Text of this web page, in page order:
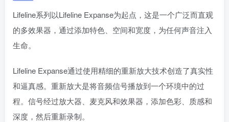
Lifeline系列以Lifeline Expanse为起点，这是一个广泛而直观
的多效果器，通过添加特色、空间和宽度，为任何声音注入
生命。
Lifeline Expanse通过使用精细的重新放大技术创造了真实性
和逼真感。重新放大是将音频信号播放到一个环境中的过
程。信号经过放大器、麦克风和效果器，添加色彩、质感和
深度，然后重新录制。